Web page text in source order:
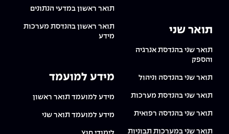
תואר שני
תואר שני בהנדסת אנרגיה
והספק
תואר שני בהנדסה וניהול
תואר שני בהנדסת מערכות
תואר שני בהנדסה רפואית
תואר שני במערכות תבוניות
תואר ראשון במדעי הנתונים
תואר ראשון בהנדסת מערכות
מידע
מידע למועמד
מידע למועמד תואר ראשון
מידע למועמד תואר שני